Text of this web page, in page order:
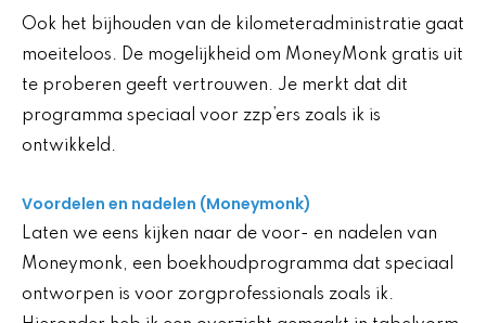
Ook het bijhouden van de kilometeradministratie gaat
moeiteloos. De mogelijkheid om MoneyMonk gratis uit
te proberen geeft vertrouwen. Je merkt dat dit
programma speciaal voor zzp’ers zoals ik is
ontwikkeld.
Voordelen en nadelen (Moneymonk)
Laten we eens kijken naar de voor- en nadelen van
Moneymonk, een boekhoudprogramma dat speciaal
ontworpen is voor zorgprofessionals zoals ik.